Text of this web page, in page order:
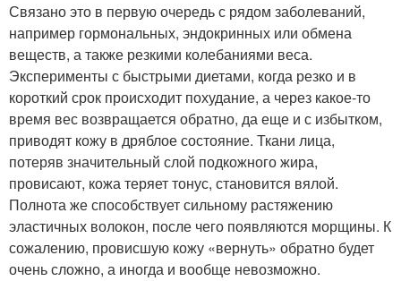
Связано это в первую очередь с рядом заболеваний,
например гормональных, эндокринных или обмена
веществ, а также резкими колебаниями веса.
Эксперименты с быстрыми диетами, когда резко и в
короткий срок происходит похудание, а через какое-то
время вес возвращается обратно, да еще и с избытком,
приводят кожу в дряблое состояние. Ткани лица,
потеряв значительный слой подкожного жира,
провисают, кожа теряет тонус, становится вялой.
Полнота же способствует сильному растяжению
эластичных волокон, после чего появляются морщины. К
сожалению, провисшую кожу «вернуть» обратно будет
очень сложно, а иногда и вообще невозможно.